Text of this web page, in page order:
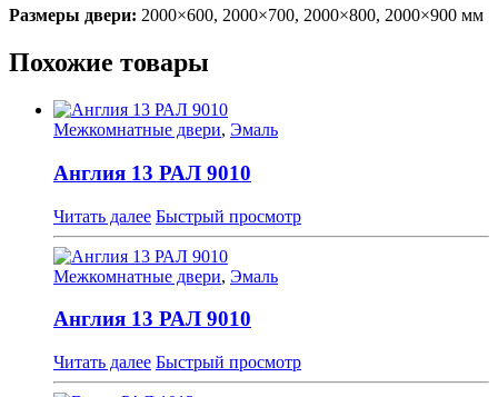
Размеры двери: 2000×600, 2000×700, 2000×800, 2000×900 мм
Похожие товары
Межкомнатные двери, Эмаль
Англия 13 РАЛ 9010
Читать далее Быстрый просмотр
Межкомнатные двери, Эмаль
Англия 13 РАЛ 9010
Читать далее Быстрый просмотр